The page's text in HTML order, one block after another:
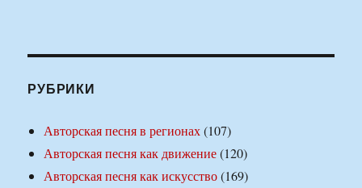
РУБРИКИ
Авторская песня в регионах(107)
Авторская песня как движение(120)
Авторская песня как искусство(169)